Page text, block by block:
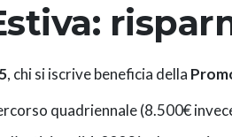
, chi si iscrive beneficia della
quadriennale (8.500€